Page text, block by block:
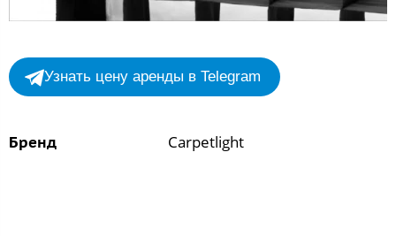
Узнать цену аренды в Telegram
Бренд Carpetlight